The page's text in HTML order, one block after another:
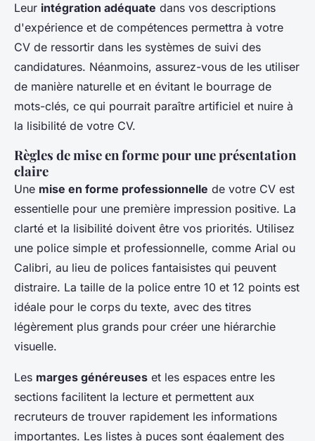
Leur intégration adéquate dans vos descriptions
d'expérience et de compétences permettra à votre
CV de ressortir dans les systèmes de suivi des
candidatures. Néanmoins, assurez-vous de les utiliser
de manière naturelle et en évitant le bourrage de
mots-clés, ce qui pourrait paraître artificiel et nuire à
la lisibilité de votre CV.
Règles de mise en forme pour une présentation
claire
Une mise en forme professionnelle de votre CV est
essentielle pour une première impression positive. La
clarté et la lisibilité doivent être vos priorités. Utilisez
une police simple et professionnelle, comme Arial ou
Calibri, au lieu de polices fantaisistes qui peuvent
distraire. La taille de la police entre 10 et 12 points est
idéale pour le corps du texte, avec des titres
légèrement plus grands pour créer une hiérarchie
visuelle.
Les marges généreuses et les espaces entre les
sections facilitent la lecture et permettent aux
recruteurs de trouver rapidement les informations
importantes. Les listes à puces sont également des